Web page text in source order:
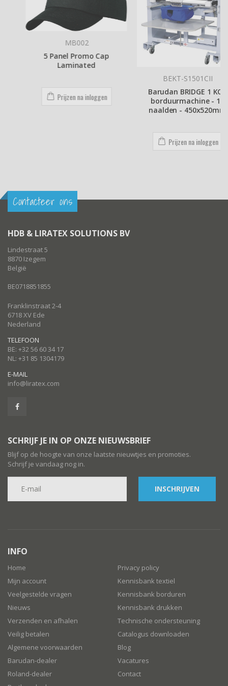
MB002
5 Panel Promo Cap
Laminated
Prijzen na inloggen
BEKT-S1501CII
Barudan BRIDGE 1 KOP
borduurmachine - 15
naalden - 450x520mm
Prijzen na inloggen
Contacteer ons
HDB & LIRATEX SOLUTIONS BV
Lindestraat 5
8870 Izegem
België
BE0718851855
Franklinstraat 2-4
6718 XV Ede
Nederland
TELEFOON
BE: +32 56 60 34 17
NL: +31 85 1304179
E-MAIL
info@liratex.com
SCHRIJF JE IN OP ONZE NIEUWSBRIEF
Blijf op de hoogte van onze laatste nieuwtjes en promoties.
Schrijf je vandaag nog in.
INSCHRIJVEN
INFO
Home
Mijn account
Veelgestelde vragen
Nieuws
Verzenden en afhalen
Veilig betalen
Algemene voorwaarden
Barudan-dealer
Roland-dealer
Privacy policy
Kennisbank textiel
Kennisbank borduren
Kennisbank drukken
Technische ondersteuning
Catalogus downloaden
Blog
Vacatures
Contact